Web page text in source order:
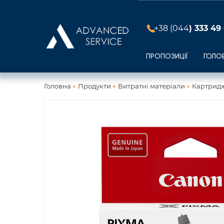
+38 (044) 333 49
ПРОПОЗИЦІЇ
Головна Продукти Витратні матеріали